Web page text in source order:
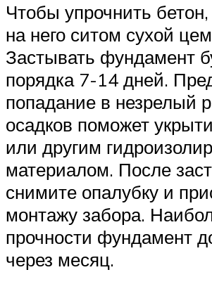
Чтобы упрочнить
на него ситом сухой
Застывать фундамент
порядка 7-14 дней.
попадание в незрелый
осадков поможет
или другим
материалом. После
снимите опалубку и
монтажу забора.
прочности фундамент
через месяц.